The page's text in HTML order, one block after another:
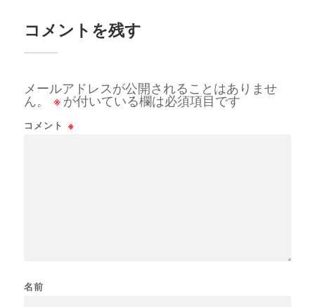
コメントを残す
メールアドレスが公開されることはありませ
ん。
※ が付いている欄は必須項目です
コメント ※
名前